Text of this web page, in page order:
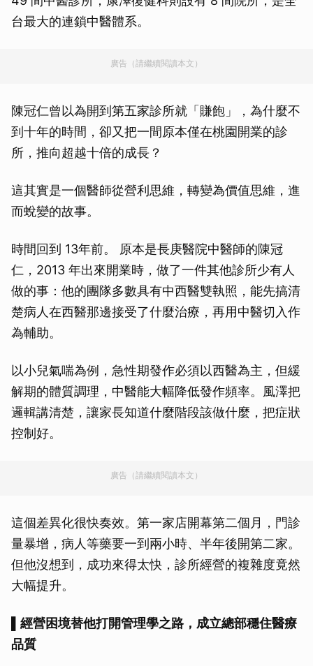
台最大的連鎖中醫體系。
廣告（請繼續閱讀本文）
陳冠仁曾以為開到第五家診所就「賺飽」，為什麼不
到十年的時間，卻又把一間原本僅在桃園開業的診
所，推向超越十倍的成長？
這其實是一個醫師從營利思維，轉變為價值思維，進
而蛻變的故事。
時間回到 13年前。 原本是長庚醫院中醫師的陳冠
仁，2013 年出來開業時，做了一件其他診所少有人
做的事：他的團隊多數具有中西醫雙執照，能先搞清
楚病人在西醫那邊接受了什麼治療，再用中醫切入作
為輔助。
以小兒氣喘為例，急性期發作必須以西醫為主，但緩
解期的體質調理，中醫能大幅降低發作頻率。風澤把
邏輯講清楚，讓家長知道什麼階段該做什麼，把症狀
控制好。
廣告（請繼續閱讀本文）
這個差異化很快奏效。第一家店開幕第二個月，門診
量暴增，病人等藥要一到兩小時、半年後開第二家。
但他沒想到，成功來得太快，診所經營的複雜度竟然
大幅提升。
▌經營困境替他打開管理學之路，成立總部穩住醫療
品質